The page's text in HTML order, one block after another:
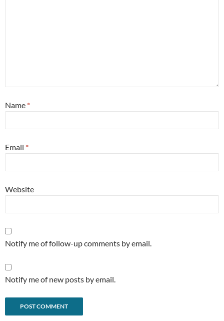
Name *
Email *
Website
Notify me of follow-up comments by email.
Notify me of new posts by email.